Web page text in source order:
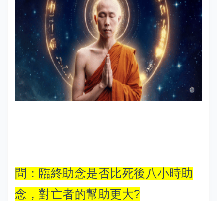
問：臨終助念是否比死後八小時助
念，對亡者的幫助更大?